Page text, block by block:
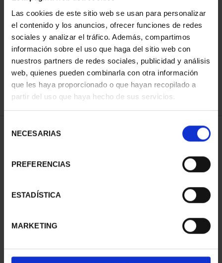
Las cookies de este sitio web se usan para personalizar
el contenido y los anuncios, ofrecer funciones de redes
sociales y analizar el tráfico. Además, compartimos
información sobre el uso que haga del sitio web con
nuestros partners de redes sociales, publicidad y análisis
web, quienes pueden combinarla con otra información
que les haya proporcionado o que hayan recopilado a
partir del uso que haya hecho de sus servicios.
NECESARIAS
PREFERENCIAS
ESTADÍSTICA
MARKETING
ORDENAR POR:
REFINAR
2 Productos encontrados